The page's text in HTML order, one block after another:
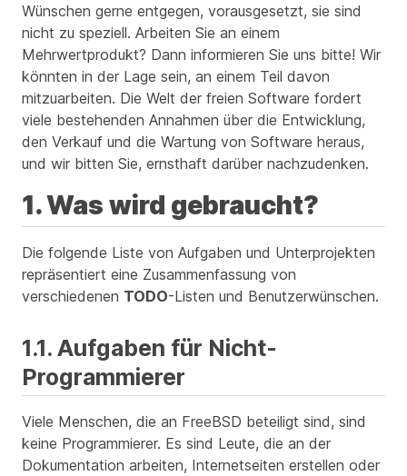
Wünschen gerne entgegen, vorausgesetzt, sie sind
nicht zu speziell. Arbeiten Sie an einem
Mehrwertprodukt? Dann informieren Sie uns bitte! Wir
könnten in der Lage sein, an einem Teil davon
mitzuarbeiten. Die Welt der freien Software fordert
viele bestehenden Annahmen über die Entwicklung,
den Verkauf und die Wartung von Software heraus,
und wir bitten Sie, ernsthaft darüber nachzudenken.
1. Was wird gebraucht?
Die folgende Liste von Aufgaben und Unterprojekten
repräsentiert eine Zusammenfassung von
verschiedenen TODO-Listen und Benutzerwünschen.
1.1. Aufgaben für Nicht-
Programmierer
Viele Menschen, die an FreeBSD beteiligt sind, sind
keine Programmierer. Es sind Leute, die an der
Dokumentation arbeiten, Internetseiten erstellen oder